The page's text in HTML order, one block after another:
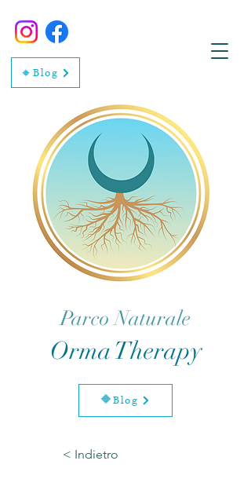
🔸Blog
🔶Blog
Parco Naturale
Orma Therapy
< Indietro